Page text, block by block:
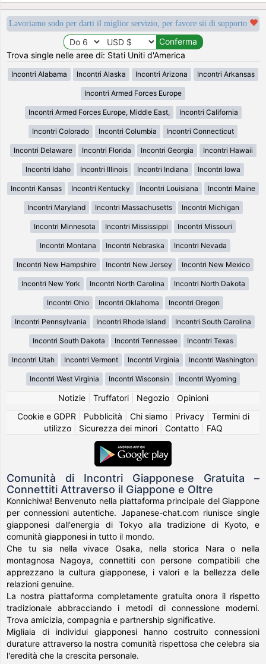
Lavoriamo sodo per darti il miglior servizio, per favore sii di supporto
Trova single nelle aree di: Stati Uniti d'America
Incontri Alabama Incontri Alaska Incontri Arizona Incontri Arkansas
Incontri Armed Forces Europe
Incontri Armed Forces Europe, Middle East, Incontri California
Incontri Colorado Incontri Columbia Incontri Connecticut
Incontri Delaware Incontri Florida Incontri Georgia Incontri Hawaii
Incontri Idaho Incontri Illinois Incontri Indiana Incontri Iowa
Incontri Kansas Incontri Kentucky Incontri Louisiana Incontri Maine
Incontri Maryland Incontri Massachusetts Incontri Michigan
Incontri Minnesota Incontri Mississippi Incontri Missouri
Incontri Montana Incontri Nebraska Incontri Nevada
Incontri New Hampshire Incontri New Jersey Incontri New Mexico
Incontri New York Incontri North Carolina Incontri North Dakota
Incontri Ohio Incontri Oklahoma Incontri Oregon
Incontri Pennsylvania Incontri Rhode Island Incontri South Carolina
Incontri South Dakota Incontri Tennessee Incontri Texas
Incontri Utah Incontri Vermont Incontri Virginia Incontri Washington
Incontri West Virginia Incontri Wisconsin Incontri Wyoming
Notizie| Truffatori| Negozio| Opinioni
Cookie e GDPR
Pubblicità Chi siamo| Privacy| Termini di
utilizzo| Sicurezza dei minori| Contatto| FAQ
Comunità di Incontri Giapponese Gratuita –
Connettiti Attraverso il Giappone e Oltre
Konnichiwa! Benvenuto nella piattaforma principale del Giappone
per connessioni autentiche. Japanese-chat.com riunisce single
giapponesi dall'energia di Tokyo alla tradizione di Kyoto, e
comunità giapponesi in tutto il mondo.
Che tu sia nella vivace Osaka, nella storica Nara o nella
montagnosa Nagoya, connettiti con persone compatibili che
apprezzano la cultura giapponese, i valori e la bellezza delle
relazioni genuine.
La nostra piattaforma completamente gratuita onora il rispetto
tradizionale abbracciando i metodi di connessione moderni.
Trova amicizia, compagnia e partnership significative.
Migliaia di individui giapponesi hanno costruito connessioni
durature attraverso la nostra comunità rispettosa che celebra sia
l'eredità che la crescita personale.